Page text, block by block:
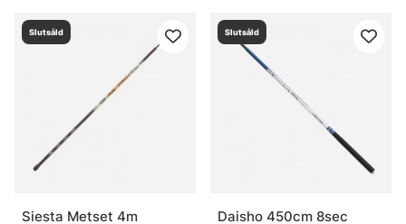
Slutsåld
Siesta Metset 4m
Slutsåld
Daisho 450cm 8sec